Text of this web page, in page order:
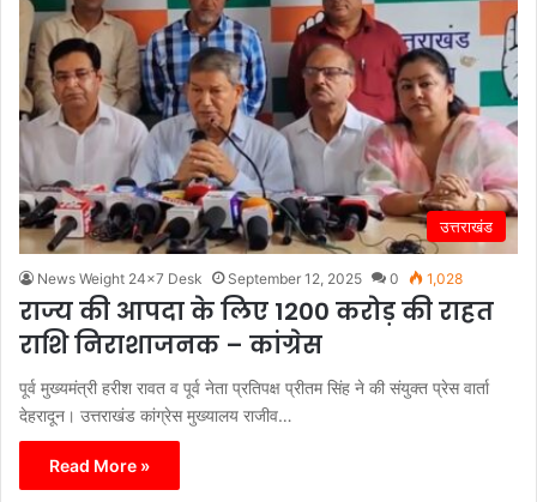
उत्तराखंड
News Weight 24x7 Desk September 12, 2025 0 1,028
राज्य की आपदा के लिए 1200 करोड़ की राहत
राशि निराशाजनक – कांग्रेस
पूर्व मुख्यमंत्री हरीश रावत व पूर्व नेता प्रतिपक्ष प्रीतम सिंह ने की संयुक्त प्रेस वार्ता
देहरादून। उत्तराखंड कांग्रेस मुख्यालय राजीव…
Read More »